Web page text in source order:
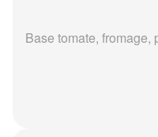
Base tomate,